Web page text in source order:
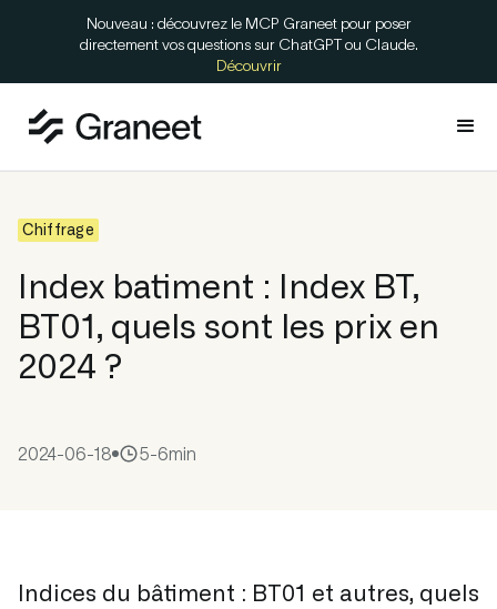
Nouveau : découvrez le MCP Graneet pour poser
directement vos questions sur ChatGPT ou Claude.
Découvrir
Chiffrage
Index batiment : Index BT,
BT01, quels sont les prix en
2024 ?
2024-06-18 5-6min
Indices du bâtiment : BT01 et autres, quels